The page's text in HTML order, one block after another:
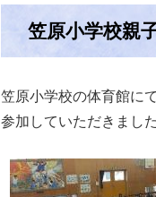
笠原小学校親
笠原小学校の体育館に
参加していただきました